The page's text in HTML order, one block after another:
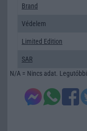
Brand
Védelem
Limited Edition
SAR
N/A = Nincs adat.